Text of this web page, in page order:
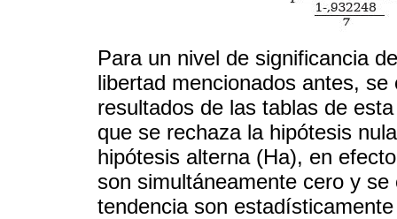
Para un nivel de significancia
libertad mencionados antes,
resultados de las tablas de
que se rechaza la hipótesis
hipótesis alterna (Ha), en
son simultáneamente cero y
tendencia son